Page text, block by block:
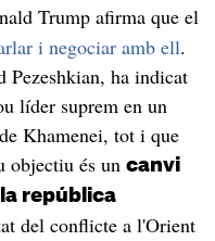
Trump afirma que el
i negociar amb ell.
ha indicat
líder suprem en un
Khamenei, tot i que
objectiu és un canvi
república
del conflicte a l'Orient